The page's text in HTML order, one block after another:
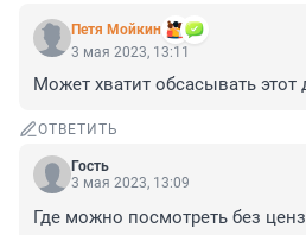
Петя Мойкин
3 мая 2023, 13:11
Может хватит обсасывать этот
ОТВЕТИТЬ
Гость
3 мая 2023, 13:09
Где можно посмотреть без